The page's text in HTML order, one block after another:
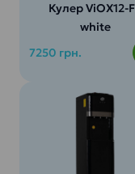
Кулер ViOX12-
white
7250 грн.